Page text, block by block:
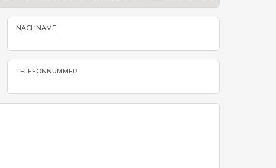
NACHNAME
TELEFONNUMMER